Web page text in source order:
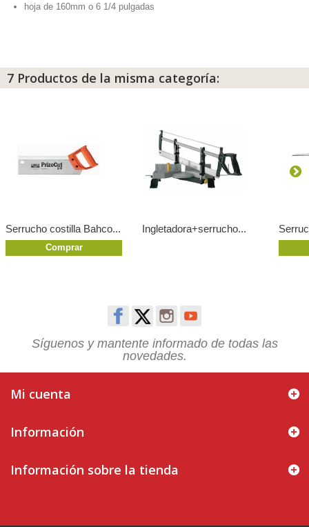
hoja de 160mm o 6 1/4 pulgadas
7 Productos de la misma categoría:
Serrucho costilla Bahco...
Comprar
Ingletadora+serrucho...
Síguenos y mantente informado de todas las
novedades.
Mi cuenta
Información
Información sobre la tienda